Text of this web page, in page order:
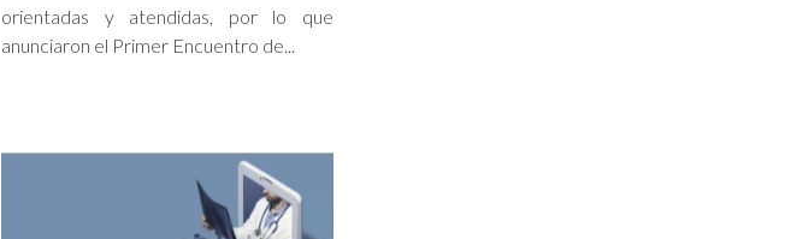
orientadas y atendidas, por lo que
anunciaron el Primer Encuentro de...